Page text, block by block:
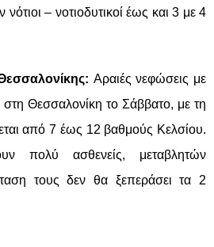
– νοτιοδυτικοί έως και 3 με 4
Αραιές νεφώσεις με
στη Θεσσαλονίκη το Σάββατο, με τη
από 7 έως 12 βαθμούς Κελσίου.
πολύ ασθενείς, μεταβλητών
τους δεν θα ξεπεράσει τα 2